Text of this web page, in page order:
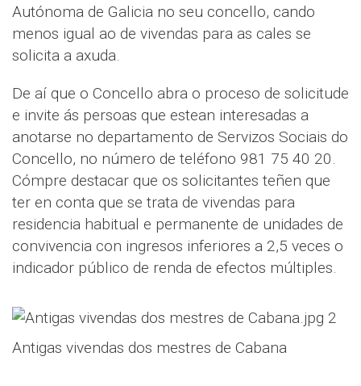
Autónoma de Galicia no seu concello, cando
menos igual ao de vivendas para as cales se
solicita a axuda.
De aí que o Concello abra o proceso de solicitude
e invite ás persoas que estean interesadas a
anotarse no departamento de Servizos Sociais do
Concello, no número de teléfono 981 75 40 20.
Cómpre destacar que os solicitantes teñen que
ter en conta que se trata de vivendas para
residencia habitual e permanente de unidades de
convivencia con ingresos inferiores a 2,5 veces o
indicador público de renda de efectos múltiples.
Antigas vivendas dos mestres de Cabana